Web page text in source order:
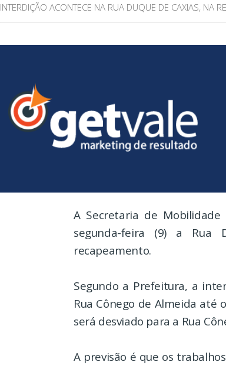
INTERDIÇÃO ACONTECE NA RUA DUQUE DE CAXIAS, NA
A Secretaria de
segunda-feira (9) a Rua
recapeamento.
Segundo a Prefeitura, a
Rua Cônego de Almeida até
será desviado para a Rua
A previsão é que os